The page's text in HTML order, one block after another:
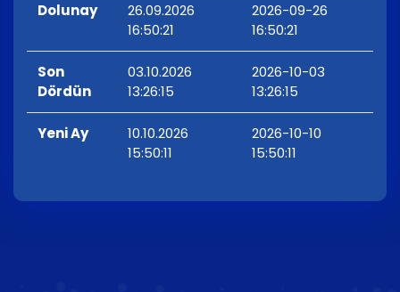
Dolunay
26.09.2026
16:50:21
2026-09-26
16:50:21
Son
Dördün
03.10.2026
13:26:15
2026-10-03
13:26:15
Yeni Ay
10.10.2026
15:50:11
2026-10-10
15:50:11